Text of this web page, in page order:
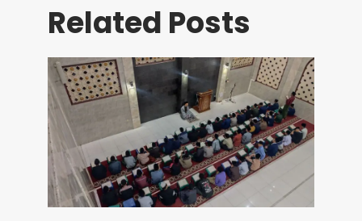
Related Posts